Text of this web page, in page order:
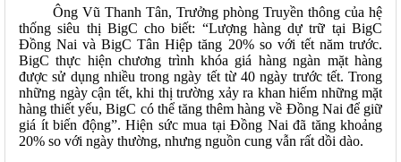
Ông Vũ Thanh Tân, Trưởng phòng Truyền thông của hệ
thống siêu thị BigC cho biết: “Lượng hàng dự trữ tại BigC
Đồng Nai và BigC Tân Hiệp tăng 20% so với tết năm trước.
BigC thực hiện chương trình khóa giá hàng ngàn mặt hàng
được sử dụng nhiều trong ngày tết từ 40 ngày trước tết. Trong
những ngày cận tết, khi thị trường xảy ra khan hiếm những mặt
hàng thiết yếu, BigC có thể tăng thêm hàng về Đồng Nai để giữ
giá ít biến động”. Hiện sức mua tại Đồng Nai đã tăng khoảng
20% so với ngày thường, nhưng nguồn cung vẫn rất dồi dào.